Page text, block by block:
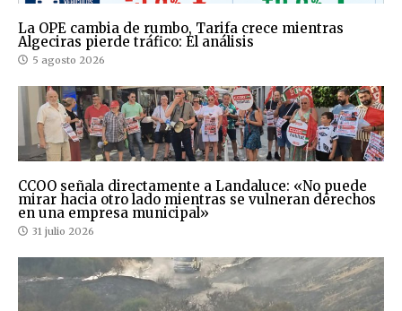
La OPE cambia de rumbo, Tarifa crece mientras
Algeciras pierde tráfico: El análisis
5 agosto 2026
CCOO señala directamente a Landaluce: «No puede
mirar hacia otro lado mientras se vulneran derechos
en una empresa municipal»
31 julio 2026